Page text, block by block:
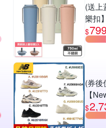
(送上
樂扣
鏽鋼
$
(券後
【
2010
列/防
$